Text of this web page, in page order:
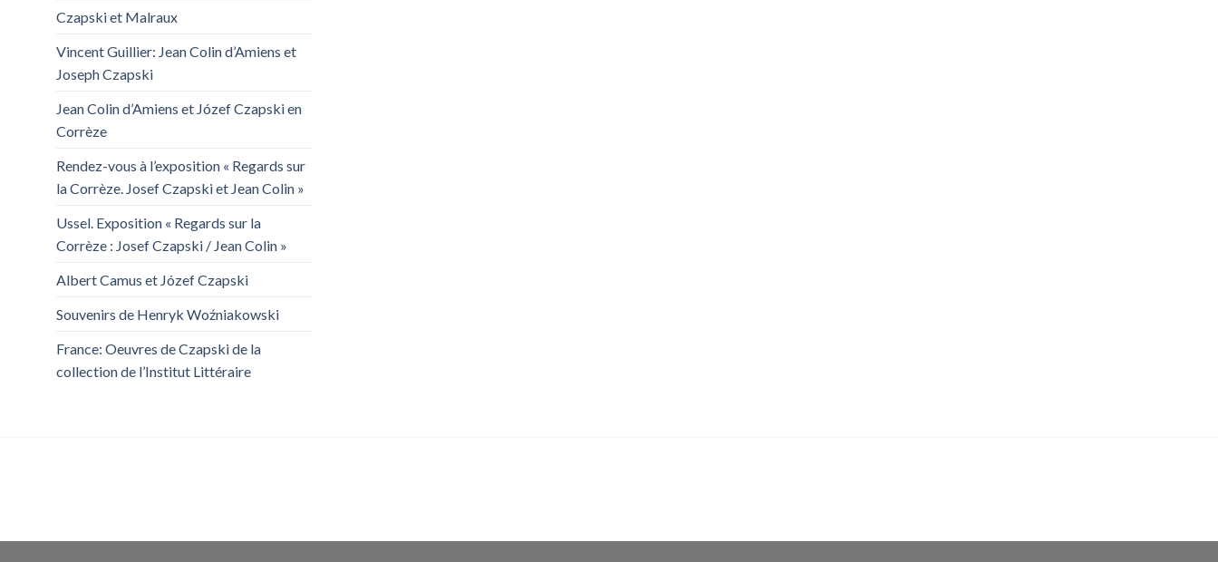
Czapski et Malraux
Vincent Guillier: Jean Colin d’Amiens et
Joseph Czapski
Jean Colin d’Amiens et Józef Czapski en
Corrèze
Rendez-vous à l’exposition « Regards sur
la Corrèze. Josef Czapski et Jean Colin »
Ussel. Exposition « Regards sur la
Corrèze : Josef Czapski / Jean Colin »
Albert Camus et Józef Czapski
Souvenirs de Henryk Woźniakowski
France: Oeuvres de Czapski de la
collection de l’Institut Littéraire